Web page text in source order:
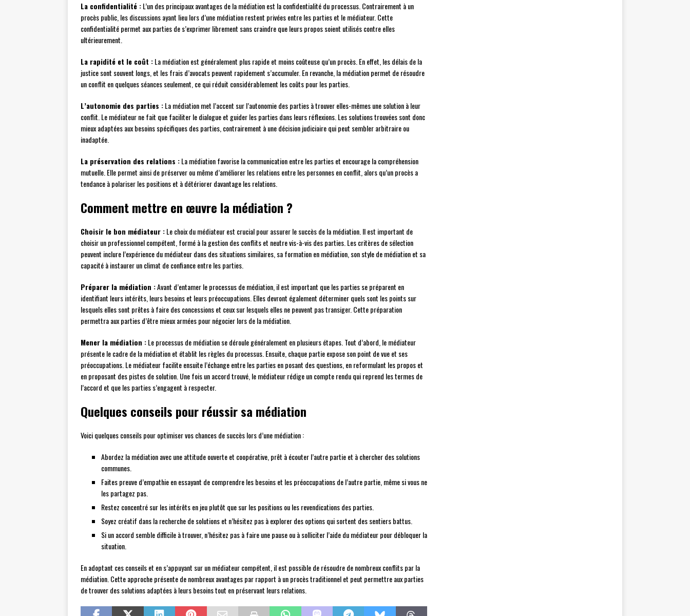
La confidentialité :L’un des principaux avantages de la médiation est la confidentialité du processus. Contrairement à un
procès public, les discussions ayant lieu lors d’une médiation restent privées entre les parties et le médiateur. Cette
confidentialité permet aux parties de s’exprimer librement sans craindre que leurs propos soient utilisés contre elles
ultérieurement.
La rapidité et le coût :La médiation est généralement plus rapide et moins coûteuse qu’un procès. En effet, les délais de la
justice sont souvent longs, et les frais d’avocats peuvent rapidement s’accumuler. En revanche, la médiation permet de résoudre
un conflit en quelques séances seulement, ce qui réduit considérablement les coûts pour les parties.
L’autonomie des parties :La médiation met l’accent sur l’autonomie des parties à trouver elles-mêmes une solution à leur
conflit. Le médiateur ne fait que faciliter le dialogue et guider les parties dans leurs réflexions. Les solutions trouvées sont donc
mieux adaptées aux besoins spécifiques des parties, contrairement à une décision judiciaire qui peut sembler arbitraire ou
inadaptée.
La préservation des relations :La médiation favorise la communication entre les parties et encourage la compréhension
mutuelle. Elle permet ainsi de préserver ou même d’améliorer les relations entre les personnes en conflit, alors qu’un procès a
tendance à polariser les positions et à détériorer davantage les relations.
Comment mettre en œuvre la médiation ?
Choisir le bon médiateur :Le choix du médiateur est crucial pour assurer le succès de la médiation. Il est important de
choisir un professionnel compétent, formé à la gestion des conflits et neutre vis-à-vis des parties. Les critères de sélection
peuvent inclure l’expérience du médiateur dans des situations similaires, sa formation en médiation, son style de médiation et sa
capacité à instaurer un climat de confiance entre les parties.
Préparer la médiation :Avant d’entamer le processus de médiation, il est important que les parties se préparent en
identifiant leurs intérêts, leurs besoins et leurs préoccupations. Elles devront également déterminer quels sont les points sur
lesquels elles sont prêtes à faire des concessions et ceux sur lesquels elles ne peuvent pas transiger. Cette préparation
permettra aux parties d’être mieux armées pour négocier lors de la médiation.
Mener la médiation :Le processus de médiation se déroule généralement en plusieurs étapes. Tout d’abord, le médiateur
présente le cadre de la médiation et établit les règles du processus. Ensuite, chaque partie expose son point de vue et ses
préoccupations. Le médiateur facilite ensuite l’échange entre les parties en posant des questions, en reformulant les propos et
en proposant des pistes de solution. Une fois un accord trouvé, le médiateur rédige un compte rendu qui reprend les termes de
l’accord et que les parties s’engagent à respecter.
Quelques conseils pour réussir sa médiation
Voici quelques conseils pour optimiser vos chances de succès lors d’une médiation :
Abordez la médiation avec une attitude ouverte et coopérative, prêt à écouter l’autre partie et à chercher des solutions
communes.
Faites preuve d’empathie en essayant de comprendre les besoins et les préoccupations de l’autre partie, même si vous ne
les partagez pas.
Restez concentré sur les intérêts en jeu plutôt que sur les positions ou les revendications des parties.
Soyez créatif dans la recherche de solutions et n’hésitez pas à explorer des options qui sortent des sentiers battus.
Si un accord semble difficile à trouver, n’hésitez pas à faire une pause ou à solliciter l’aide du médiateur pour débloquer la
situation.
En adoptant ces conseils et en s’appuyant sur un médiateur compétent, il est possible de résoudre de nombreux conflits par la
médiation. Cette approche présente de nombreux avantages par rapport à un procès traditionnel et peut permettre aux parties
de trouver des solutions adaptées à leurs besoins tout en préservant leurs relations.